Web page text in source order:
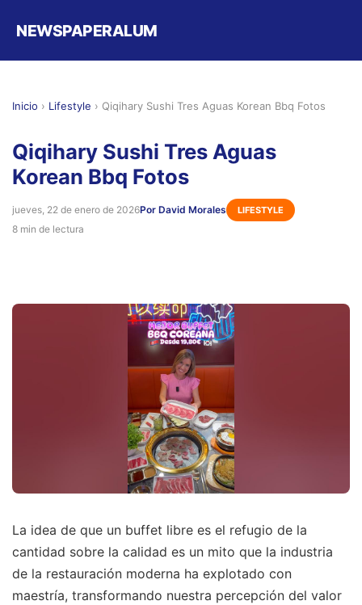
NEWSPAPERALUM
Inicio › Lifestyle › Qiqihary Sushi Tres Aguas Korean Bbq Fotos
Qiqihary Sushi Tres Aguas
Korean Bbq Fotos
jueves, 22 de enero de 2026Por David Morales LIFESTYLE
8 min de lectura
La idea de que un buffet libre es el refugio de la
cantidad sobre la calidad es un mito que la industria
de la restauración moderna ha explotado con
maestría, transformando nuestra percepción del valor